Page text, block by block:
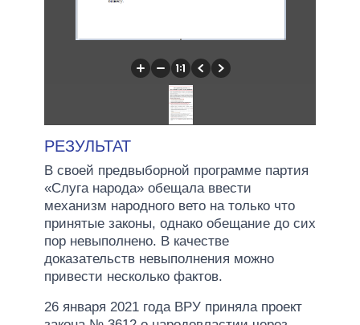
РЕЗУЛЬТАТ
В своей предвыборной программе партия
«Слуга народа» обещала ввести
механизм народного вето на только что
принятые законы, однако обещание до сих
пор невыполнено. В качестве
доказательств невыполнения можно
привести несколько фактов.
26 января 2021 года ВРУ приняла проект